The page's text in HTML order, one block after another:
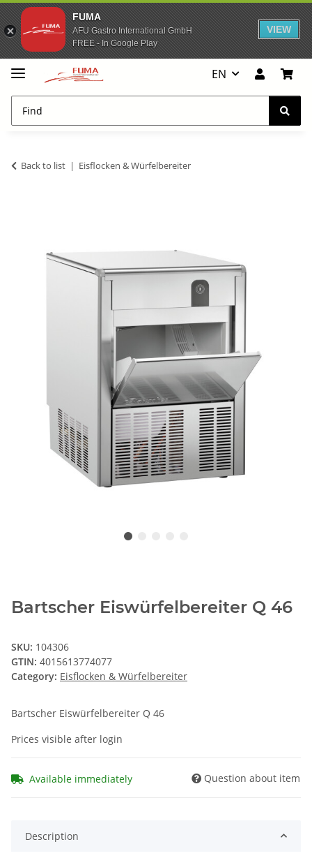
FUMA
AFU Gastro International GmbH
FREE - In Google Play
VIEW
EN
Back to list Eisflocken & Würfelbereiter
Bartscher Eiswürfelbereiter Q 46
SKU: 104306
GTIN: 4015613774077
Category: Eisflocken & Würfelbereiter
Bartscher Eiswürfelbereiter Q 46
Prices visible after login
Available immediately Question about item
Description